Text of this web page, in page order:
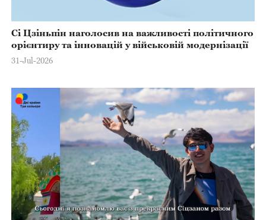
Сі Цзіньпін наголосив на важливості політичного
орієнтиру та інновацій у військовій модернізації
31-Jul-2026